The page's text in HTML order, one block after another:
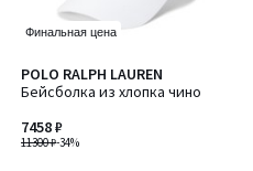
Финальная цена
POLO RALPH LAUREN
Бейсболка из хлопка чино
11300 ₽-34%
7458 ₽
4,8
/ 5